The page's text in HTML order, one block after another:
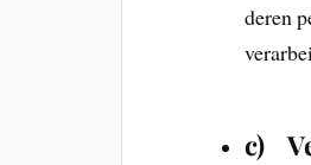
deren
c)